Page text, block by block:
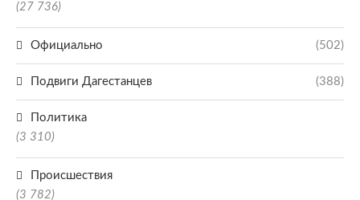
(27 736)
Официально (502)
Подвиги Дагестанцев (388)
Политика
(3 310)
Происшествия
(3 782)